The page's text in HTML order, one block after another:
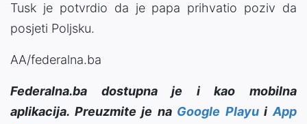
Tusk je potvrdio da je papa prihvatio poziv da
posjeti Poljsku.
AA/federalna.ba
Federalna.ba dostupna je i kao mobilna
aplikacija. Preuzmite je na Google PlayuiApp